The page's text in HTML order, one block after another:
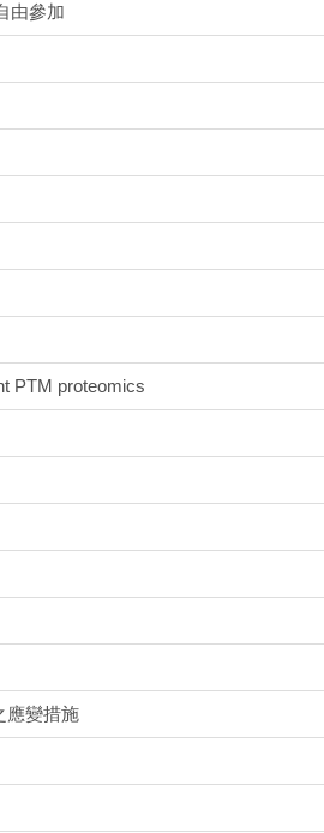
由參加
PTM proteomics
應變措施